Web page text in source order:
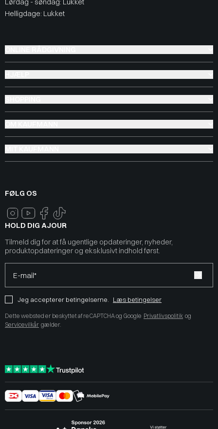
Helligdage: Lukket
FØLG OS
HOLD DIG AJOUR
Tilmeld dig for at få ugentlige opdateringer, nyheder,
produktopdateringer og eksklusivt indhold først.
E-mail*
Jeg accepterer betingelserne. Læs betingelser
Dette websted er beskyttet af reCAPTCHA og Google Privatlivspolitik og
Servicevilkår gælder.